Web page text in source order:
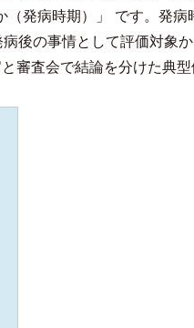
発病時期）」 です。発病
後の事情として評価対象
審査会で結論を分けた典型